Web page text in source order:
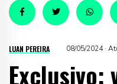
LUAN PEREIRA 08/05/2024 ·
Exclusivo: